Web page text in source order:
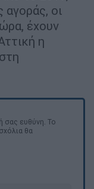
αγοράς, οι
έχουν
η
σας ευθύνη. Το
θα